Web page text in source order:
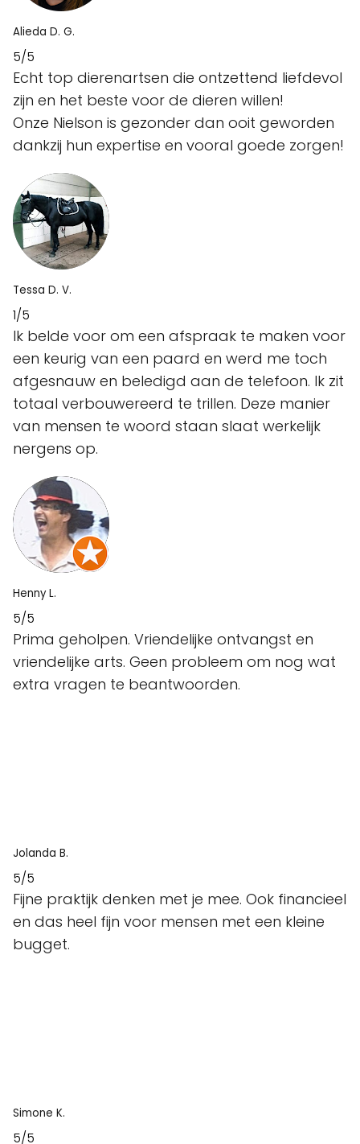
Alieda D. G.
5/5
Echt top dierenartsen die ontzettend liefdevol
zijn en het beste voor de dieren willen!
Onze Nielson is gezonder dan ooit geworden
dankzij hun expertise en vooral goede zorgen!
Tessa D. V.
1/5
Ik belde voor om een afspraak te maken voor
een keurig van een paard en werd me toch
afgesnauw en beledigd aan de telefoon. Ik zit
totaal verbouwereerd te trillen. Deze manier
van mensen te woord staan slaat werkelijk
nergens op.
Henny L.
5/5
Prima geholpen. Vriendelijke ontvangst en
vriendelijke arts. Geen probleem om nog wat
extra vragen te beantwoorden.
5/5
Fijne praktijk denken met je mee. Ook financieel
en das heel fijn voor mensen met een kleine
bugget.
Gewelidige praktijk, vriendelijk personeel.
Vooral heel eerlijk, in de behandeling en kosten